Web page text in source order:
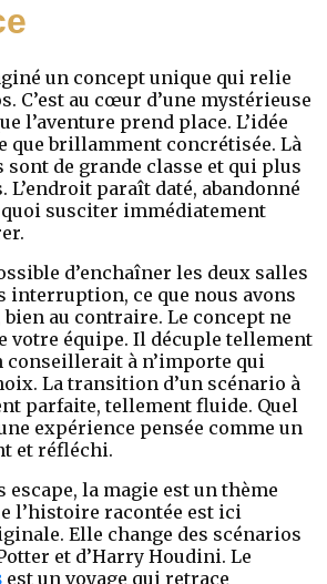
un concept unique qui relie
C’est au cœur d’une mystérieuse
l’aventure prend place. L’idée
que brillamment concrétisée. Là
sont de grande classe et qui plus
L’endroit paraît daté, abandonné
susciter immédiatement
d’enchaîner les deux salles
interruption, ce que nous avons
au contraire. Le concept ne
votre équipe. Il décuple tellement
conseillerait à n’importe qui
La transition d’un scénario à
parfaite, tellement fluide. Quel
expérience pensée comme un
et réfléchi.
escape, la magie est un thème
l’histoire racontée est ici
Elle change des scénarios
et d’Harry Houdini. Le
est un voyage qui retrace